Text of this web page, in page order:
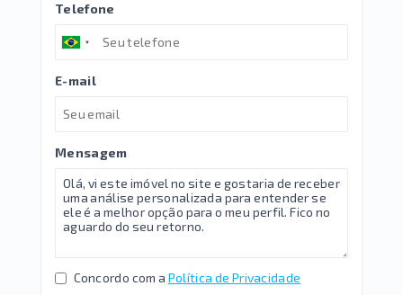
Telefone
E-mail
Mensagem
Concordo com a Política de Privacidade